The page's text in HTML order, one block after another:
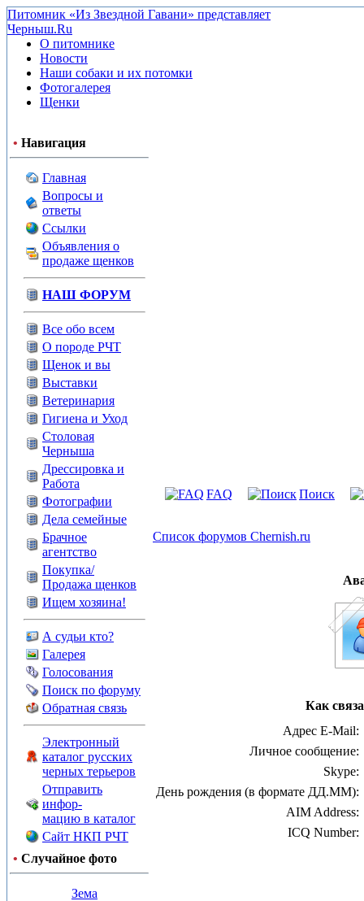
Питомник «Из Звездной Гавани» представляет
Черныш.Ru
О питомнике
Новости
Наши собаки и их потомки
Фотогалерея
Щенки
• Навигация
Главная
Вопросы и
ответы
Ссылки
Объявления о
продаже щенков
НАШ ФОРУМ
Все обо всем
О породе РЧТ
Щенок и вы
Выставки
Ветеринария
Гигиена и Уход
Столовая
Черныша
Дрессировка и
Работа
Фотографии
Дела семейные
Брачное
агентство
Покупка/
Продажа щенков
Ищем хозяина!
А судьи кто?
Галерея
Голосования
Поиск по форуму
Обратная связь
Электронный
каталог русских
черных терьеров
Отправить
инфор-
мацию в каталог
Сайт НКП РЧТ
• Случайное фото
Зема
FAQ Поиск
Список форумов Chernish.ru
Как
Адрес E-Mail:
Личное сообщение:
Skype:
День рождения (в формате ДД.ММ):
AIM Address:
ICQ Number: